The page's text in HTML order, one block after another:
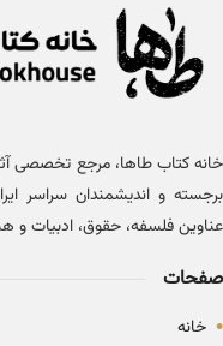
برجسته و اندیشمندان سراسر
عناوین فلسفه، حقوق، ادبیات و
صفحات
• خانه